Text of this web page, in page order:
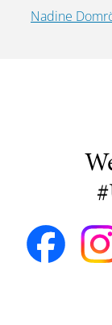
Nadine